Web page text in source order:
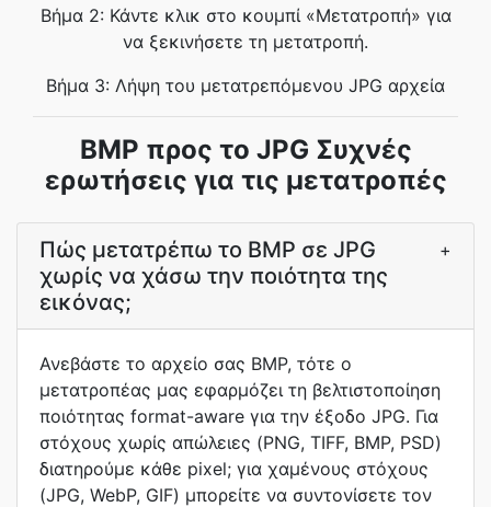
Βήμα 2: Κάντε κλικ στο κουμπί «Μετατροπή» για
να ξεκινήσετε τη μετατροπή.
Βήμα 3: Λήψη του μετατρεπόμενου JPG αρχεία
BMP προς το JPG Συχνές
ερωτήσεις για τις μετατροπές
Πώς μετατρέπω το BMP σε JPG
χωρίς να χάσω την ποιότητα της
εικόνας;
+
Ανεβάστε το αρχείο σας BMP, τότε ο
μετατροπέας μας εφαρμόζει τη βελτιστοποίηση
ποιότητας format-aware για την έξοδο JPG. Για
στόχους χωρίς απώλειες (PNG, TIFF, BMP, PSD)
διατηρούμε κάθε pixel; για χαμένους στόχους
(JPG, WebP, GIF) μπορείτε να συντονίσετε τον